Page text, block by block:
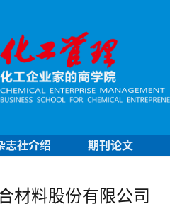
志社介绍 期刊论文
材料股份有限公司